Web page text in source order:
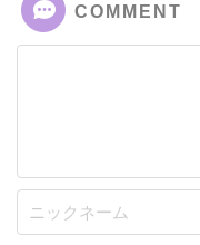
COMMENT